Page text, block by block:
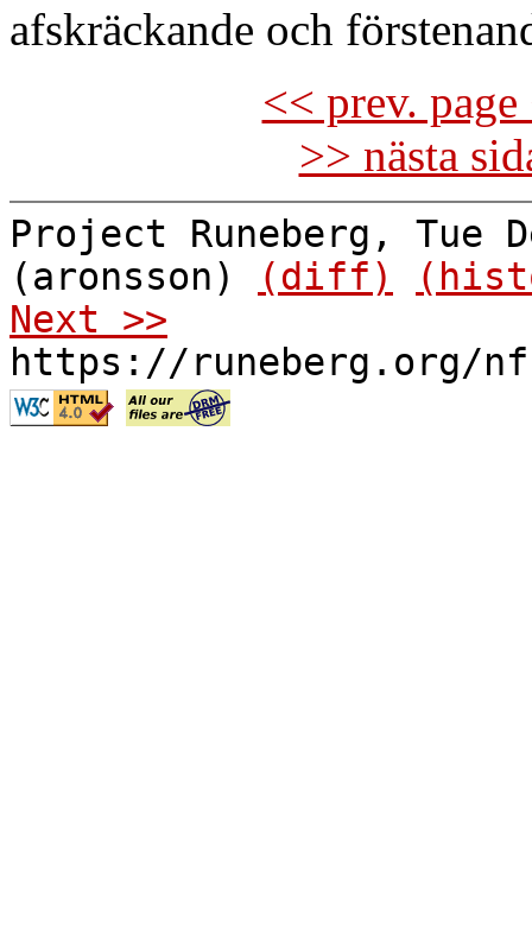
afskräckande och
<< prev.
>> nästa
Project Runeberg, Tue
(aronsson)
(diff)
Next >>
https://runeberg.org/